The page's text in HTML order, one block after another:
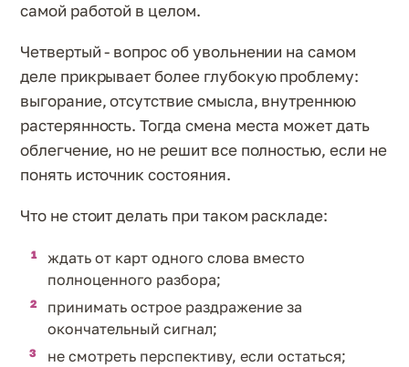
самой работой в целом.
Четвертый - вопрос об увольнении на самом
деле прикрывает более глубокую проблему:
выгорание, отсутствие смысла, внутреннюю
растерянность. Тогда смена места может дать
облегчение, но не решит все полностью, если не
понять источник состояния.
Что не стоит делать при таком раскладе:
ждать от карт одного слова вместо
полноценного разбора;
принимать острое раздражение за
окончательный сигнал;
не смотреть перспективу, если остаться;